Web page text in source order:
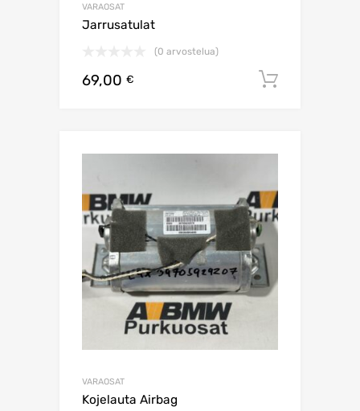
VARAOSAT
Jarrusatulat
(0 arvostelua)
69,00 €
VARAOSAT
Kojelauta Airbag